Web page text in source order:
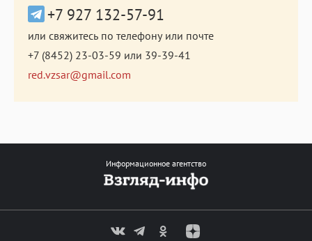
+7 927 132-57-91
или свяжитесь по телефону или почте
+7 (8452) 23-03-59 или 39-39-41
red.vzsar@gmail.com
Информационное агентство